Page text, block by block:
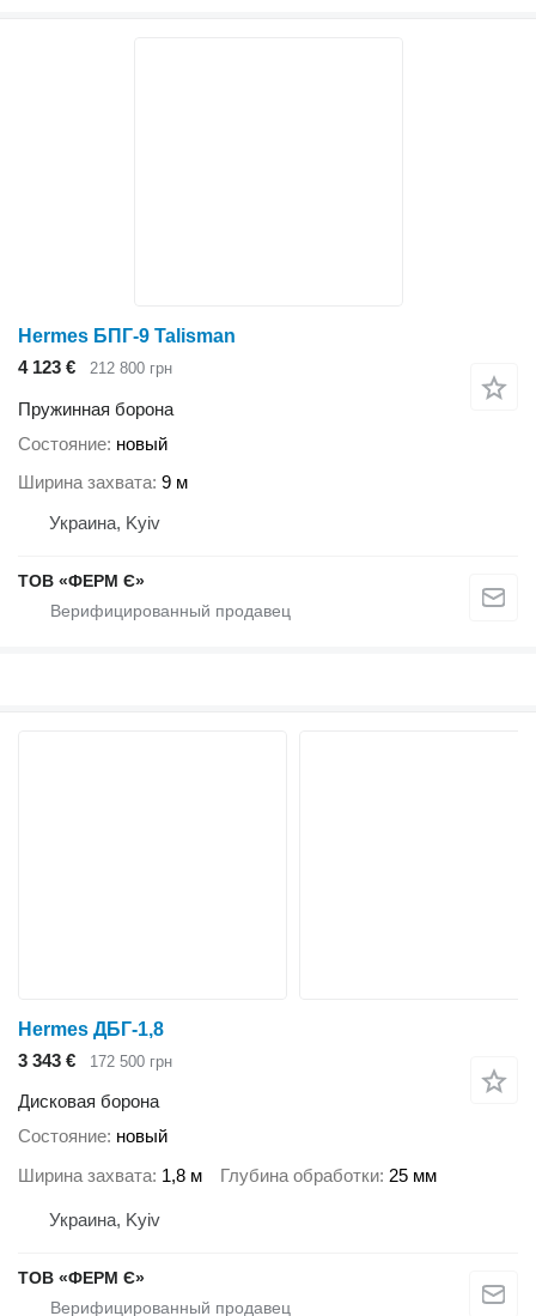
Hermes БПГ-9 Talisman
4 123 €
212 800 грн
Пружинная борона
Состояние новый
Ширина захвата 9 м
Украина, Kyiv
ТОВ «ФЕРМ Є»
Hermes ДБГ-1,8
3 343 €
172 500 грн
Дисковая борона
Состояние новый
Ширина захвата 1,8 м Глубина обработки 25 мм
Украина, Kyiv
ТОВ «ФЕРМ Є»